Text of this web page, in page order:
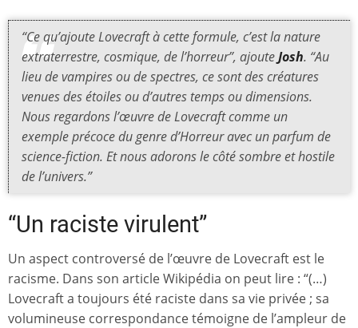
“Ce qu’ajoute Lovecraft à cette formule, c’est la nature
extraterrestre, cosmique, de l’horreur”, ajouteJosh. “Au
lieu de vampires ou de spectres, ce sont des créatures
venues des étoiles ou d’autres temps ou dimensions.
Nous regardons l’œuvre de Lovecraft comme un
exemple précoce du genre d’Horreur avec un parfum de
science-fiction. Et nous adorons le côté sombre et hostile
de l’univers.”
“Un raciste virulent”
Un aspect controversé de l’œuvre de Lovecraft est le
racisme. Dans son article Wikipédia on peut lire : “(…)
Lovecraft a toujours été raciste dans sa vie privée ; sa
volumineuse correspondance témoigne de l’ampleur de